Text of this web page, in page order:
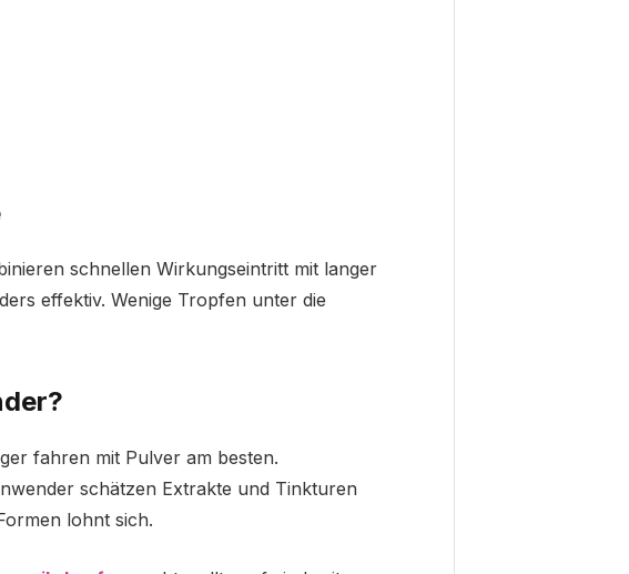
schnellen Wirkungseintritt mit langer
effektiv. Wenige Tropfen unter die
fahren mit Pulver am besten.
schätzen Extrakte und Tinkturen
lohnt sich.